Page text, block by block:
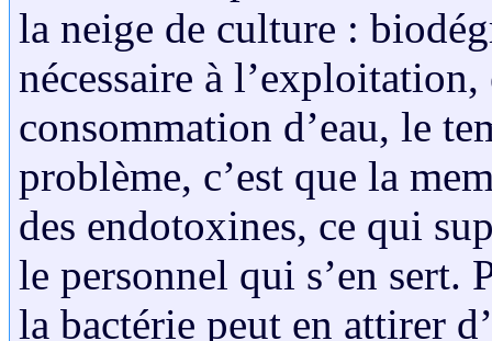
la neige de culture :
nécessaire à
consommation d’eau, le
problème, c’est que la
des endotoxines, ce qui
le personnel qui s’en sert.
la bactérie peut en attirer